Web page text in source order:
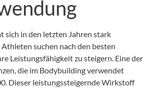
sich in den letzten Jahren stark
suchen nach den besten
Leistungsfähigkeit zu steigern. Eine der
die im Bodybuilding verwendet
Dieser leistungssteigernde Wirkstoff